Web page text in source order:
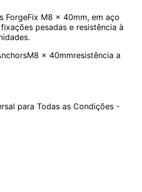
ForgeFix M8 x 40mm, em aço
pesadas e resistência à
M8 x 40mmresistência a
para Todas as Condições -